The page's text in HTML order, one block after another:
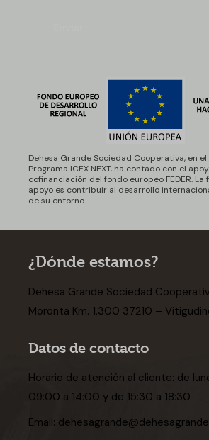
¿Dónde estamos?
Dehesa Grande Sociedad
Moronta Km. 1,300 37210 –
Datos de contacto
Horario de atención al cliente: de
09:00 a 14:00 y de 15:30 a 18:30
Email:
Dehesa Grande Sociedad Cooperativa, en
Programa ICEX NEXT, ha contado con el
cofinanciación del fondo europeo FEDER.
apoyo es contribuir al desarrollo
de su entorno.